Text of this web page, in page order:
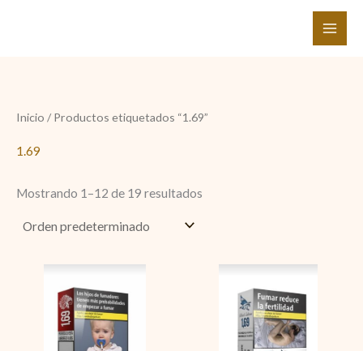
Inicio / Productos etiquetados “1.69”
1.69
Mostrando 1–12 de 19 resultados
Red
cantidad
Black
cantidad